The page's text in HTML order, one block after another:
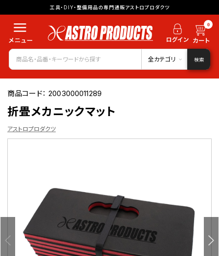
工具・DIY・整備用品の専門通販アストロプロダクツ
0
全カテゴリ 検索
商品コード：2003000011289
折畳メカニックマット
アストロプロダクツ